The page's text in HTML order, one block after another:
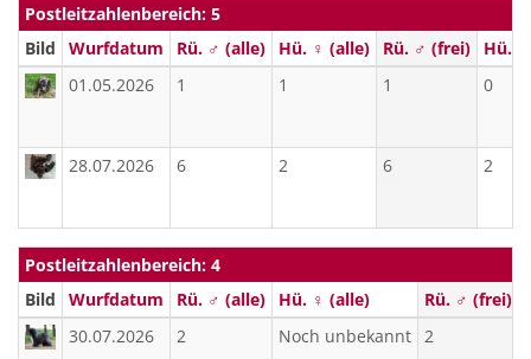
Postleitzahlenbereich: 5
Bild
Wurfdatum Rü. ♂ (alle) Hü. ♀ (alle) Rü. ♂ (frei)
Hü.
01.05.2026
1 1 1 0
28.07.2026 6 2 6 2
Postleitzahlenbereich: 4
Bild
Wurfdatum Rü. ♂ (alle) Hü. ♀ (alle) Rü. ♂ (frei)
30.07.2026
2 Noch unbekannt 2